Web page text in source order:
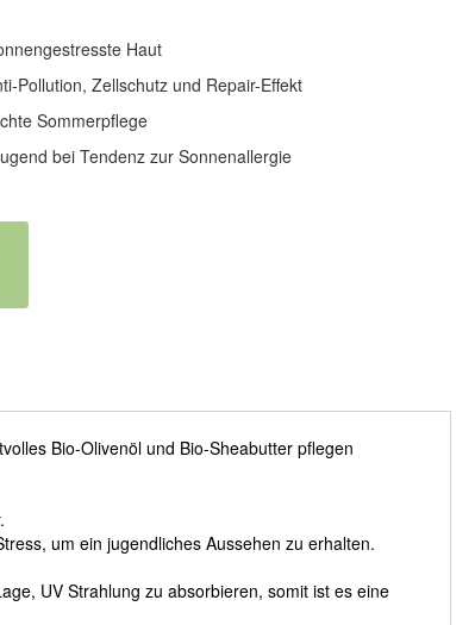
Haut
Pollution, Zellschutz und Repair-Effekt
Sommerpflege
bei Tendenz zur Sonnenallergie
Bio-Olivenöl und Bio-Sheabutter pflegen
um ein jugendliches Aussehen zu erhalten.
UV Strahlung zu absorbieren, somit ist es eine